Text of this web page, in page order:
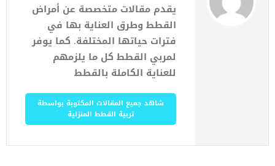
يقدم مقالات متخصصة عن أمراض
القطط وطرق العناية بها في
فترات حياتها المختلفة. كما يوفر
لمربي القطط كل ما يلزمهم
للعناية الكاملة بالقطط
شاهد جميع المقالات المكتوبة بواسطة
تربية القطط المنزلية